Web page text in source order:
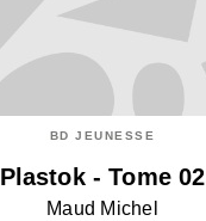
BD JEUNESSE
Plastok - Tome 02
Maud Michel